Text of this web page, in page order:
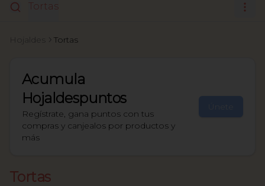
Tortas
Hojaldes Tortas
Acumula
Hojaldespuntos
Regístrate, gana puntos con tus
compras y canjealos por productos y
más
Únete
Tortas